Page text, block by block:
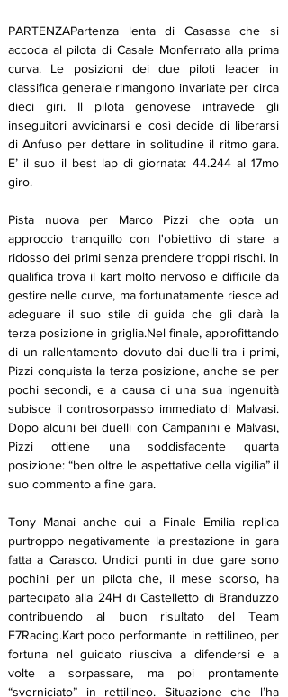
PARTENZAPartenza lenta di Casassa che si
accoda al pilota di Casale Monferrato alla prima
curva. Le posizioni dei due piloti leader in
classifica generale rimangono invariate per circa
dieci giri. Il pilota genovese intravede gli
inseguitori avvicinarsi e così decide di liberarsi
di Anfuso per dettare in solitudine il ritmo gara.
E’ il suo il best lap di giornata: 44.244 al 17mo
giro.
Pista nuova per Marco Pizzi che opta un
approccio tranquillo con l'obiettivo di stare a
ridosso dei primi senza prendere troppi rischi. In
qualifica trova il kart molto nervoso e difficile da
gestire nelle curve, ma fortunatamente riesce ad
adeguare il suo stile di guida che gli darà la
terza posizione in griglia.Nel finale, approfittando
di un rallentamento dovuto dai duelli tra i primi,
Pizzi conquista la terza posizione, anche se per
pochi secondi, e a causa di una sua ingenuità
subisce il controsorpasso immediato di Malvasi.
Dopo alcuni bei duelli con Campanini e Malvasi,
Pizzi ottiene una soddisfacente quarta
posizione: “ben oltre le aspettative della vigilia” il
suo commento a fine gara.
Tony Manai anche qui a Finale Emilia replica
purtroppo negativamente la prestazione in gara
fatta a Carasco. Undici punti in due gare sono
pochini per un pilota che, il mese scorso, ha
partecipato alla 24H di Castelletto di Branduzzo
contribuendo al buon risultato del Team
F7Racing.Kart poco performante in rettilineo, per
fortuna nel guidato riusciva a difendersi e a
volte a sorpassare, ma poi prontamente
“sverniciato” in rettilineo. Situazione che l’ha